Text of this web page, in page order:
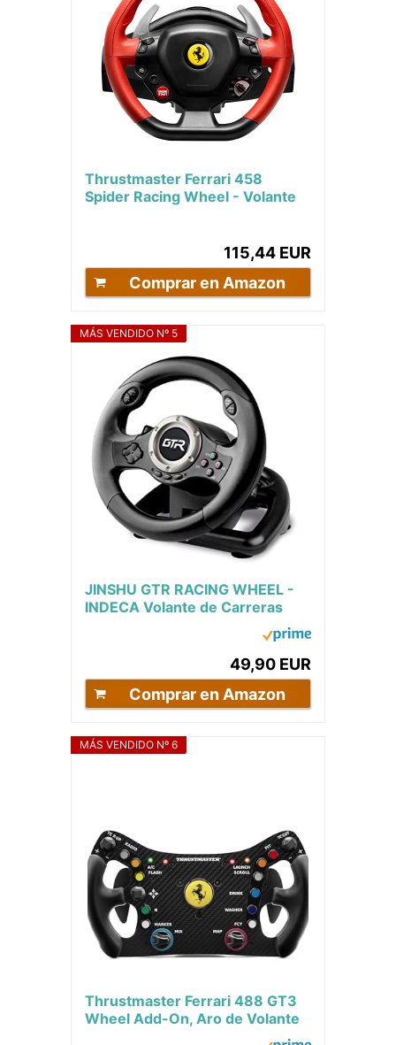
Thrustmaster Ferrari 458
Spider Racing Wheel - Volante
115,44 EUR
Comprar en Amazon
MÁS VENDIDO Nº 5
JINSHU GTR RACING WHEEL -
INDECA Volante de Carreras
49,90 EUR
Comprar en Amazon
MÁS VENDIDO Nº 6
Thrustmaster Ferrari 488 GT3
Wheel Add-On, Aro de Volante
de Carreras, PC, PS5, PS4, Xbox